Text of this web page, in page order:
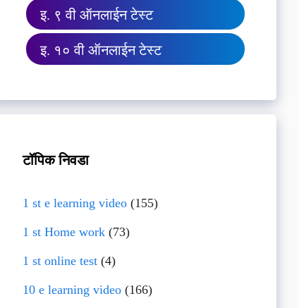
इ. ९ वी ऑनलाईन टेस्ट
इ. १० वी ऑनलाईन टेस्ट
टॉपिक निवडा
1 st e learning video(155)
1 st Home work(73)
1 st online test(4)
10 e learning video(166)